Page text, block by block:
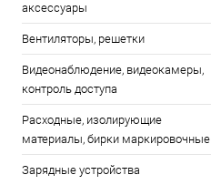
аксессуары
Вентиляторы, решетки
Видеонаблюдение, видеокамеры,
контроль доступа
Расходные, изолирующие
материалы, бирки маркировочные
Зарядные устройства